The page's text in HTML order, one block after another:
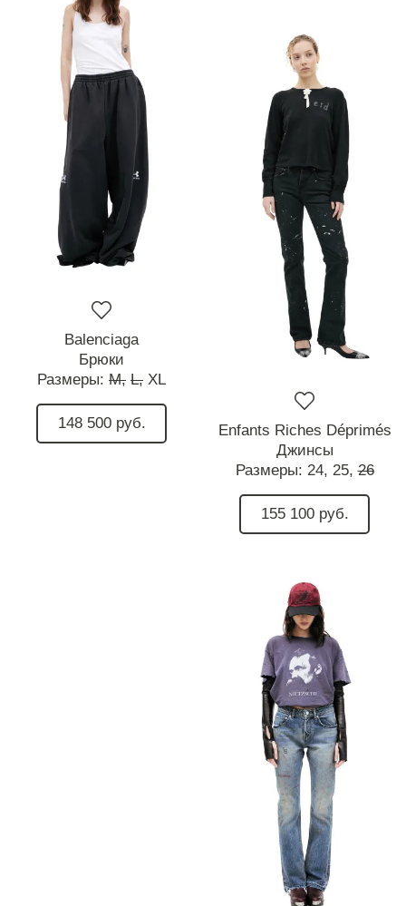
Balenciaga
Брюки
Размеры: M, L, XL
148 500 руб.
Enfants Riches Déprimés
Джинсы
Размеры: 24, 25, 26
155 100 руб.